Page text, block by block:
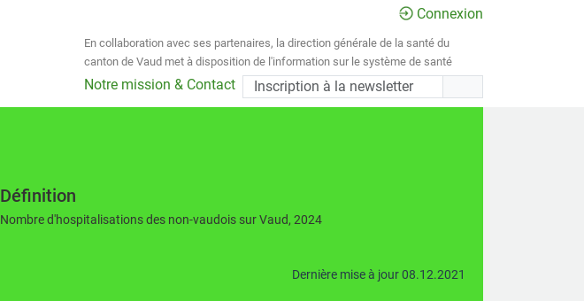
Connexion
En collaboration avec ses partenaires, la direction générale de la santé du
canton de Vaud met à disposition de l'information sur le système de santé
Notre mission & Contact
Définition
Nombre d'hospitalisations des non-vaudois sur Vaud, 2024
Dernière mise à jour 08.12.2021